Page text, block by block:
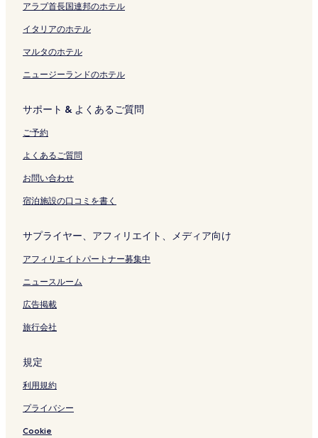
r
t
の
ペ
ジ
く
リ
ン
ク
リ
ン
ク
ク
リ
ン
ク
t
S
p
a
ペ
を
開
く
リ
ク
s
O
n
l
の
ジ
を
開
く
ン
ジ
を
開
く
ン
を
開
く
リ
ク
ジ
を
開
く
ン
p
o
r
t
ペ
を
開
く
リ
ク
アラブ首長国連邦のホテル
イタリアのホテル
マルタのホテル
ニュージーランドのホテル
サポート & よくあるご質問
ご予約
よくあるご質問
お問い合わせ
宿泊施設の口コミを書く
サプライヤー、アフィリエイト、メディア向け
アフィリエイトパートナー募集中
ニュースルーム
広告掲載
旅行会社
規定
利用規約
プライバシー
Cookie